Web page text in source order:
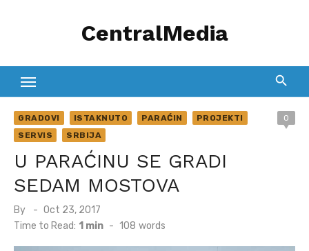
CentralMedia
GRADOVI ISTAKNUTO PARAĆIN
PROJEKTI
SERVIS
SRBIJA
0
U PARAĆINU SE GRADI
SEDAM MOSTOVA
By
Posted
on
Oct 23, 2017
Time to Read: 1 min - 108 words